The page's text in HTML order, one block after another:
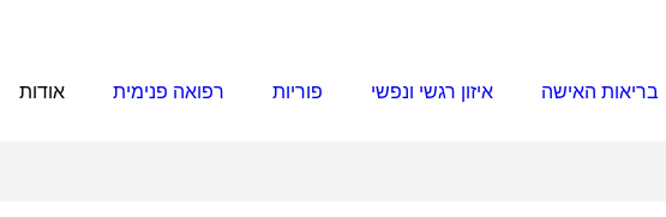
בריאות האישה איזון רגשי ונפשי פוריות רפואה פנימית אודות